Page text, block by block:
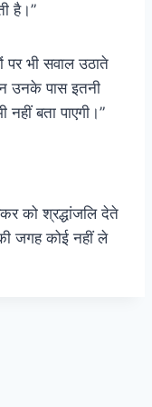
है।”
पर भी सवाल उठाते
उनके पास इतनी
बता पाएगी।”
को श्रद्धांजलि देते
जगह कोई नहीं ले